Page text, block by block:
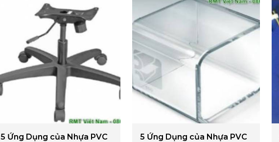
5 Ứng Dụng của Nhựa PVC
5 Ứng Dụng của Nhựa PVC